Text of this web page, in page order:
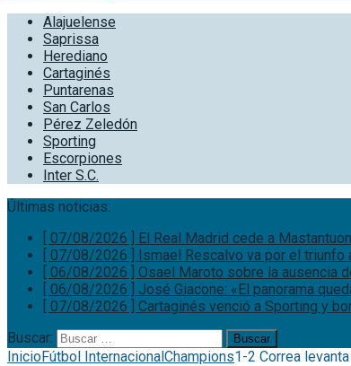
Alajuelense
Saprissa
Herediano
Cartaginés
Puntarenas
San Carlos
Pérez Zeledón
Sporting
Escorpiones
Inter S.C.
Últimas noticias:
[ 07/08/2026 ] El Real Madrid cede a
[ 07/08/2026 ] Ismael Rescalvo va por el triunfo
[ 06/08/2026 ] Osael Maroto sobre la ausencia
[ 06/08/2026 ] José Giacone: «El panorama
[ 07/08/2026 ] Cartaginés venció a Sporting y
Buscar:
InicioFútbol InternacionalChampions1-2 Correa